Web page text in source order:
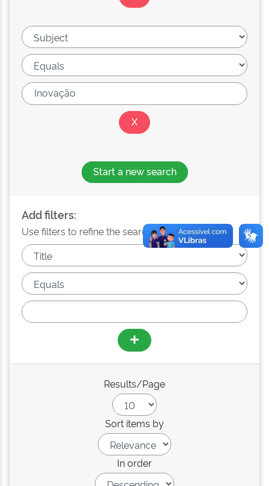
Start a new search
Add filters:
Use filters to refine the search results.
Results/Page
Sort items by
In order